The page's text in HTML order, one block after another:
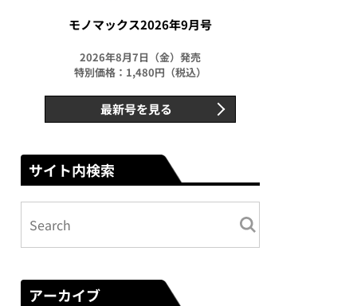
モノマックス2026年9月号
2026年8月7日（金）発売
特別価格：1,480円（税込）
最新号を見る
サイト内検索
アーカイブ